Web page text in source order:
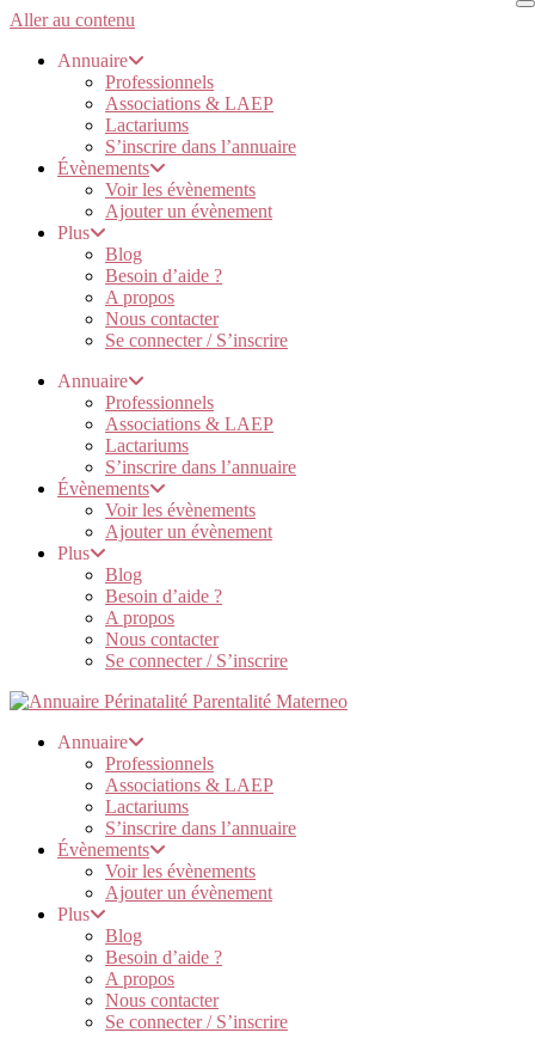
Aller au contenu
Annuaire
Professionnels
Associations & LAEP
Lactariums
S’inscrire dans l’annuaire
Évènements
Voir les évènements
Ajouter un évènement
Plus
Blog
Besoin d’aide ?
A propos
Nous contacter
Se connecter / S’inscrire
Annuaire
Professionnels
Associations & LAEP
Lactariums
S’inscrire dans l’annuaire
Évènements
Voir les évènements
Ajouter un évènement
Plus
Blog
Besoin d’aide ?
A propos
Nous contacter
Se connecter / S’inscrire
Annuaire
Professionnels
Associations & LAEP
Lactariums
S’inscrire dans l’annuaire
Évènements
Voir les évènements
Ajouter un évènement
Plus
Blog
Besoin d’aide ?
A propos
Nous contacter
Se connecter / S’inscrire